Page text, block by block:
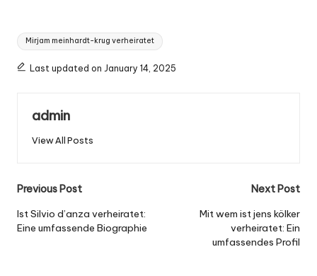
Tags:
Mirjam meinhardt-krug verheiratet
Last updated on January 14, 2025
admin
View All Posts
Post
navigation
Previous Post
Ist Silvio d’anza verheiratet:
Eine umfassende Biographie
Next Post
Mit wem ist jens kölker
verheiratet: Ein
umfassendes Profil